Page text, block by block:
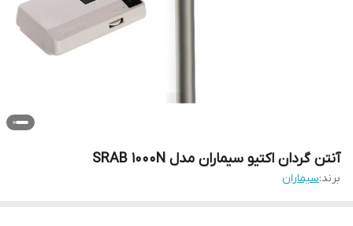
آنتن گردان اکتیو سیماران مدل SRAB 1000N
برند:سیماران